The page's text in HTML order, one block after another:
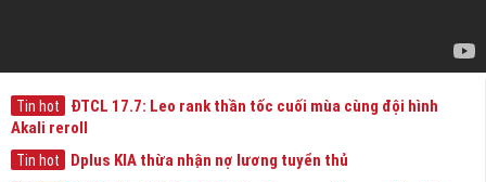
Tin hot
ĐTCL 17.7: Leo rank thần tốc cuối mùa cùng đội hình
Akali reroll
Tin hot Dplus KIA thừa nhận nợ lương tuyển thủ